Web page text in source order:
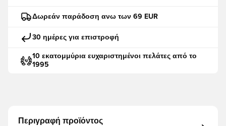
Δωρεάν παράδοση ανω των 69 EUR
30 ημέρες για επιστροφή
10 εκατομμύρια ευχαριστημένοι πελάτες από το
1995
Περιγραφή προϊόντος